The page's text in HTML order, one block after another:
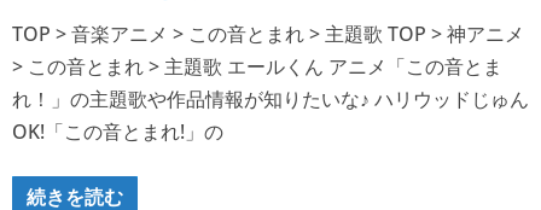
TOP > 音楽アニメ > この音とまれ > 主題歌 TOP > 神アニメ
> この音とまれ > 主題歌 エールくん アニメ「この音とま
れ！」の主題歌や作品情報が知りたいな♪ ハリウッドじゅん
OK!「この音とまれ!」の
続きを読む